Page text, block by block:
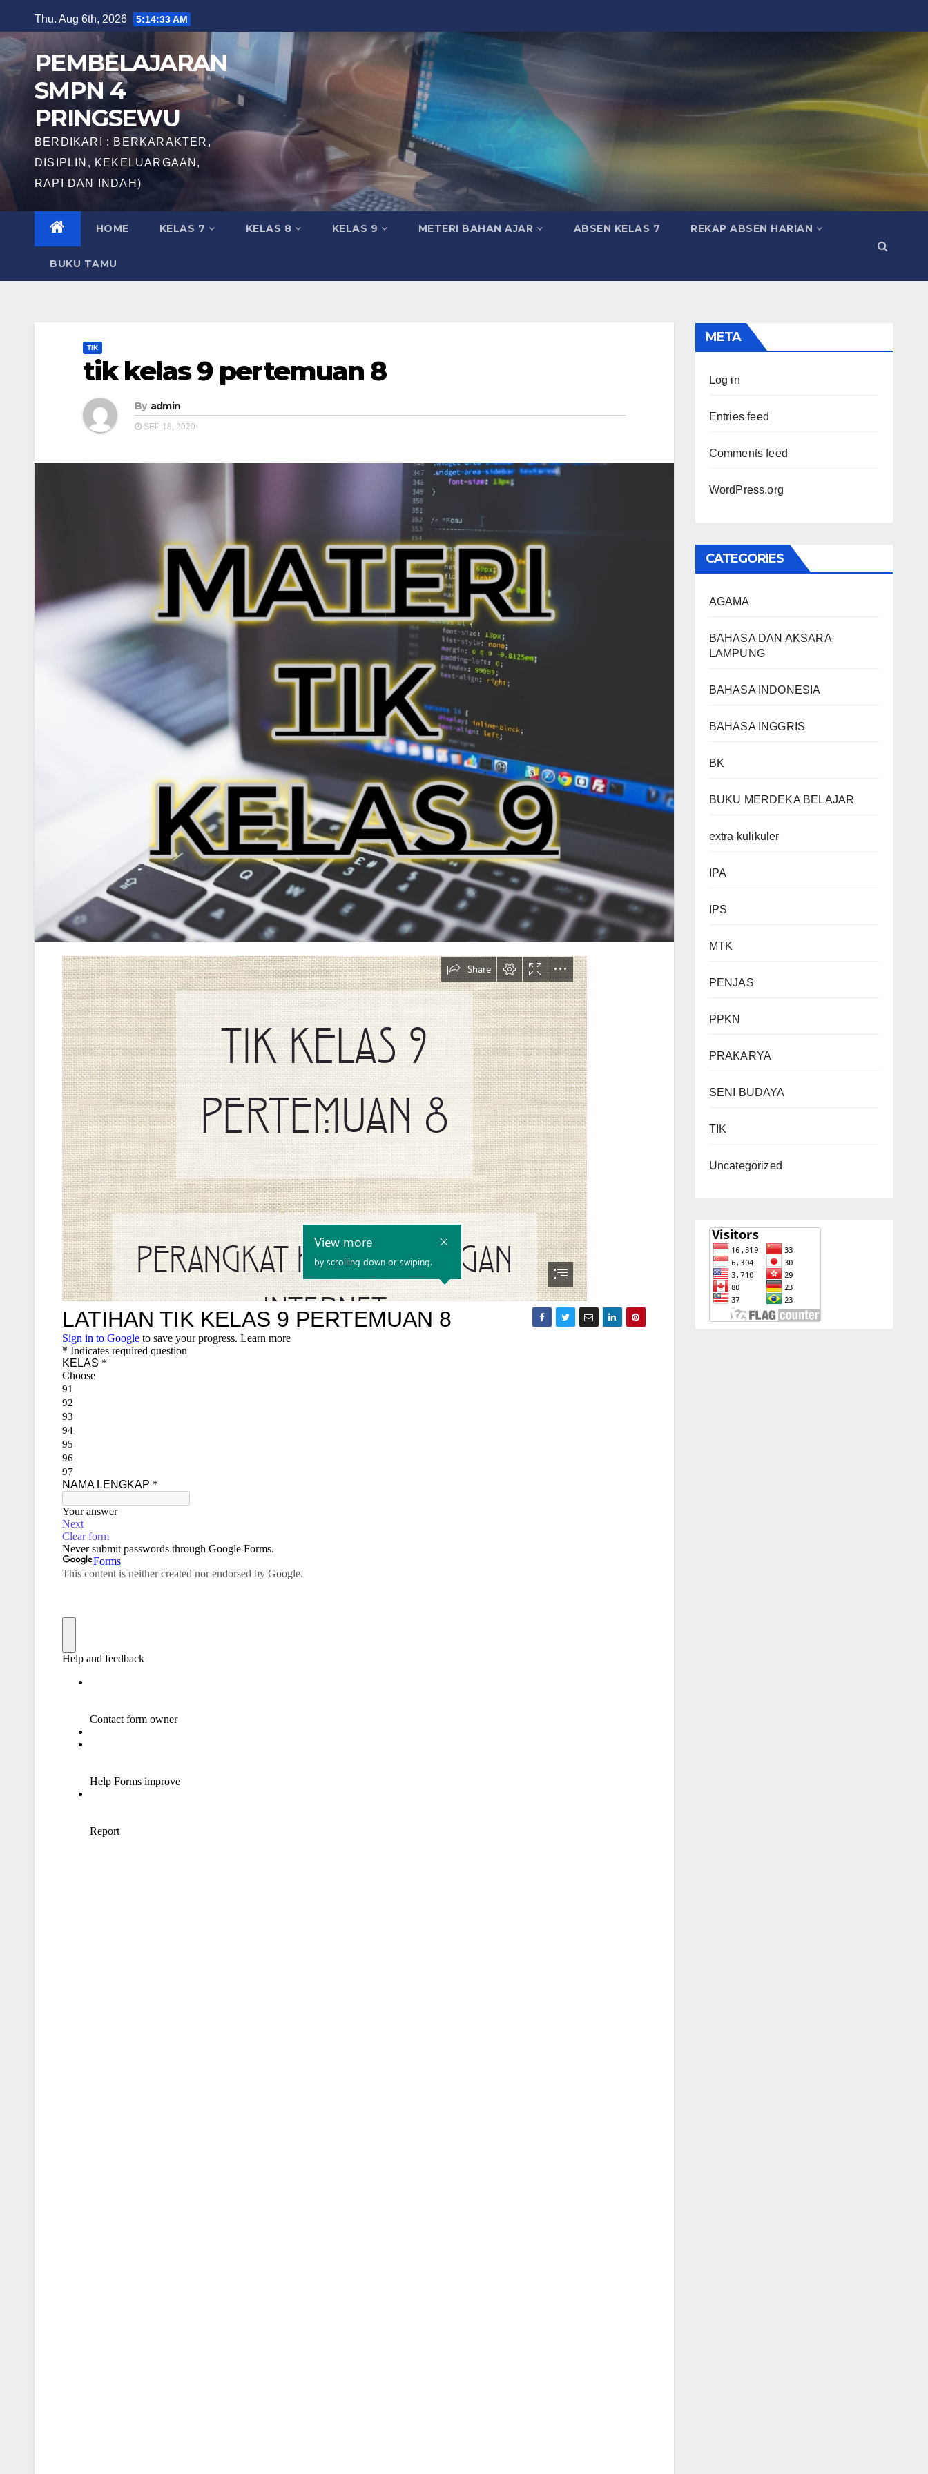
to
content
Thu. Aug 6th, 2026 5:14:34 AM
PEMBELAJARAN
SMPN 4
PRINGSEWU
BERDIKARI : BERKARAKTER,
DISIPLIN, KEKELUARGAAN,
RAPI DAN INDAH)
HOME KELAS 7 KELAS 8 KELAS 9 METERI BAHAN AJAR ABSEN KELAS 7 REKAP ABSEN HARIAN
BUKU TAMU
TIK
tik kelas 9 pertemuan 8
By admin
SEP 18, 2020
META
Log in
Entries feed
Comments feed
WordPress.org
CATEGORIES
AGAMA
BAHASA DAN AKSARA
LAMPUNG
BAHASA INDONESIA
BAHASA INGGRIS
BK
BUKU MERDEKA BELAJAR
extra kulikuler
IPA
IPS
MTK
PENJAS
PPKN
PRAKARYA
SENI BUDAYA
TIK
Uncategorized